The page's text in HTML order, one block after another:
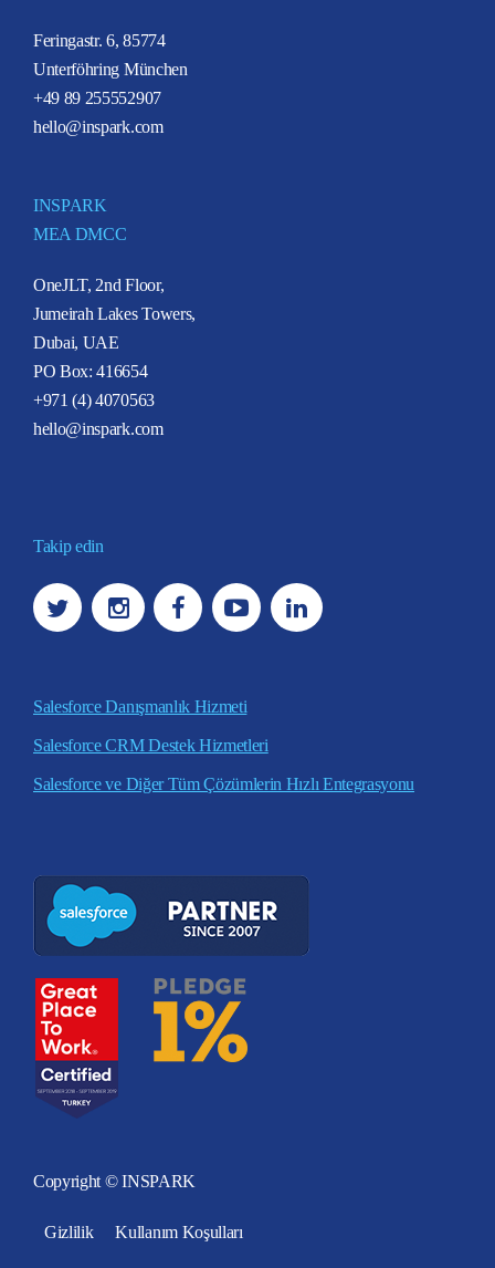
Feringastr. 6, 85774
Unterföhring München
+49 89 255552907
hello@inspark.com
INSPARK
MEA DMCC
OneJLT, 2nd Floor,
Jumeirah Lakes Towers,
Dubai, UAE
PO Box: 416654
+971 (4) 4070563
hello@inspark.com
Takip edin
Salesforce Danışmanlık Hizmeti
Salesforce CRM Destek Hizmetleri
Salesforce ve Diğer Tüm Çözümlerin Hızlı Entegrasyonu
Copyright © INSPARK
Gizlilik Kullanım Koşulları